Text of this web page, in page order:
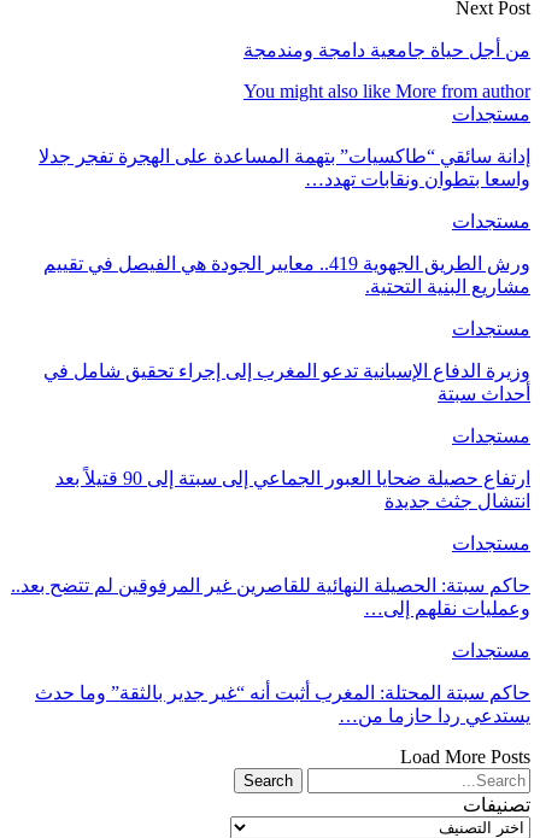
Next Post
من أجل حياة جامعية دامجة ومندمجة
You might also like More from author
مستجدات
إدانة سائقي “طاكسيات” بتهمة المساعدة على الهجرة تفجر جدلا
واسعا بتطوان ونقابات تهدد…
مستجدات
ورش الطريق الجهوية 419.. معايير الجودة هي الفيصل في تقييم
مشاريع البنية التحتية.
مستجدات
وزيرة الدفاع الإسبانية تدعو المغرب إلى إجراء تحقيق شامل في
أحداث سبتة
مستجدات
ارتفاع حصيلة ضحايا العبور الجماعي إلى سبتة إلى 90 قتيلاً بعد
انتشال جثث جديدة
مستجدات
حاكم سبتة: الحصيلة النهائية للقاصرين غير المرفوقين لم تتضح بعد..
وعمليات نقلهم إلى…
مستجدات
حاكم سبتة المحتلة: المغرب أثبت أنه “غير جدير بالثقة” وما حدث
يستدعي ردا حازما من…
Load More Posts
تصنيفات
تصنيفات